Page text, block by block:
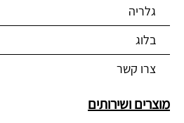
גלריה
בלוג
צרו קשר
מוצרים ושירותים